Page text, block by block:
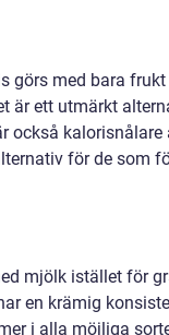
görs med bara
är ett utmärkt
också kalorisnålare
för de som
mjölk istället för
en krämig
i alla möjliga